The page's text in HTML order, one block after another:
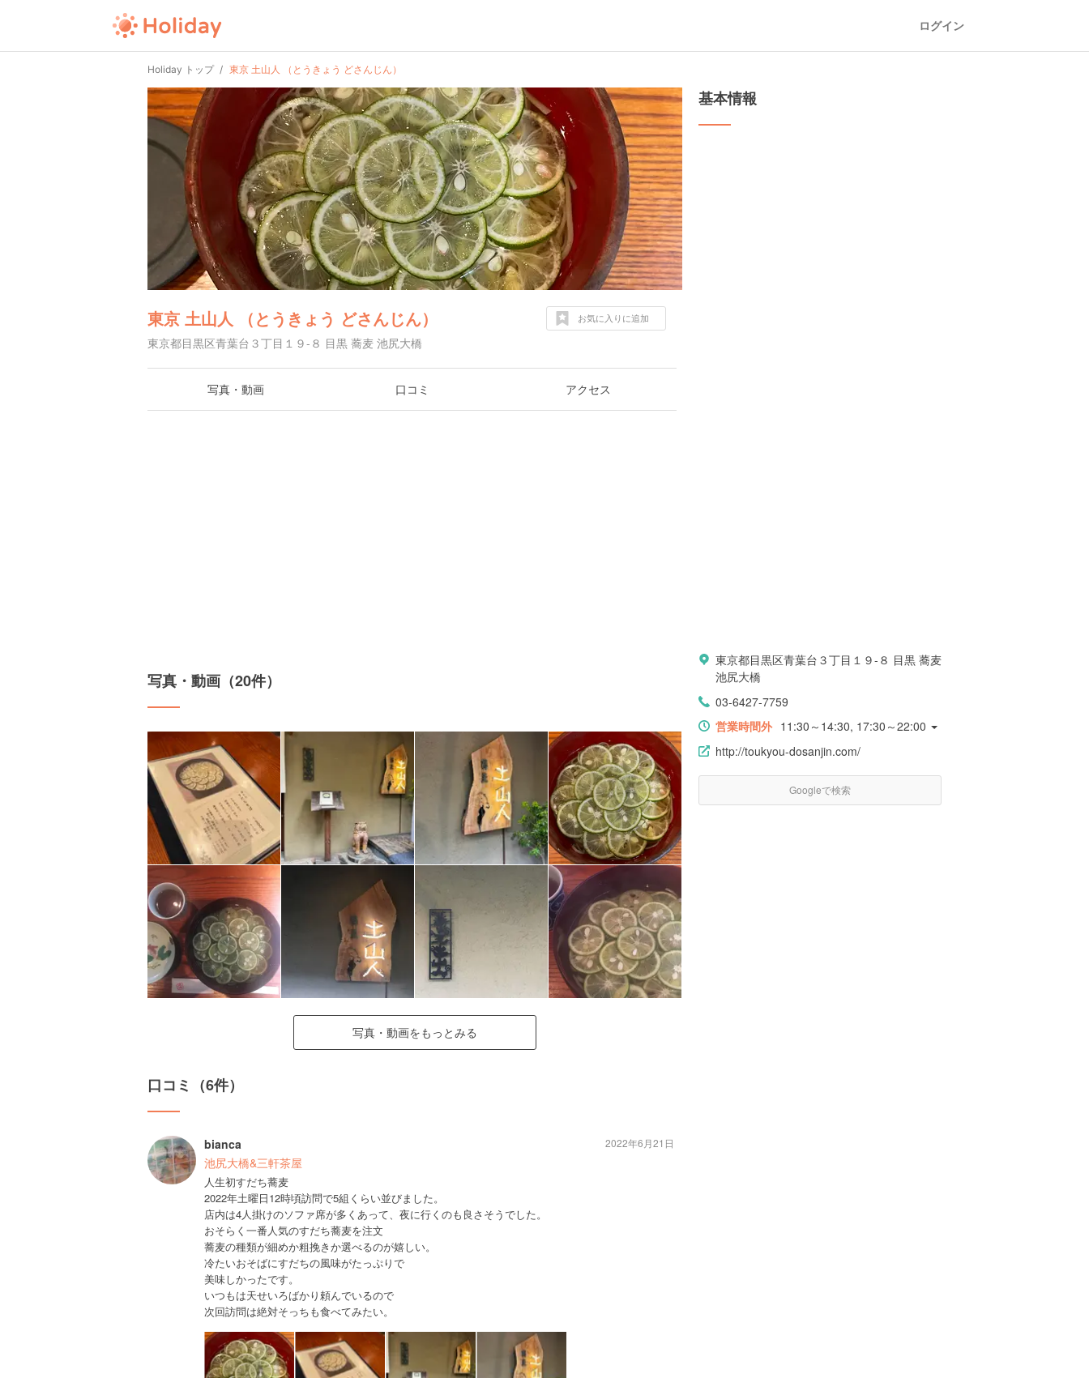
ログイン
Holiday トップ 東京 土山人 （とうきょう どさんじん）
東京 土山人 （とうきょう どさんじん）
東京都目黒区青葉台３丁目１９-８ 目黒 蕎麦 池尻大橋
お気に入りに追加
写真・動画 口コミ アクセス
写真・動画（20件）
写真・動画をもっとみる
口コミ（6件）
bianca
池尻大橋&三軒茶屋
人生初すだち蕎麦
2022年土曜日12時頃訪問で5組くらい並びました。
店内は4人掛けのソファ席が多くあって、夜に行くのも良さそうでした。
おそらく一番人気のすだち蕎麦を注文
蕎麦の種類が細めか粗挽きか選べるのが嬉しい。
冷たいおそばにすだちの風味がたっぷりで
美味しかったです。
いつもは天せいろばかり頼んでいるので
次回訪問は絶対そっちも食べてみたい。
2022年6月21日
基本情報
東京都目黒区青葉台３丁目１９-８ 目黒 蕎麦
池尻大橋
03-6427-7759
営業時間外 11:30～14:30, 17:30～22:00
http://toukyou-dosanjin.com/
Googleで検索